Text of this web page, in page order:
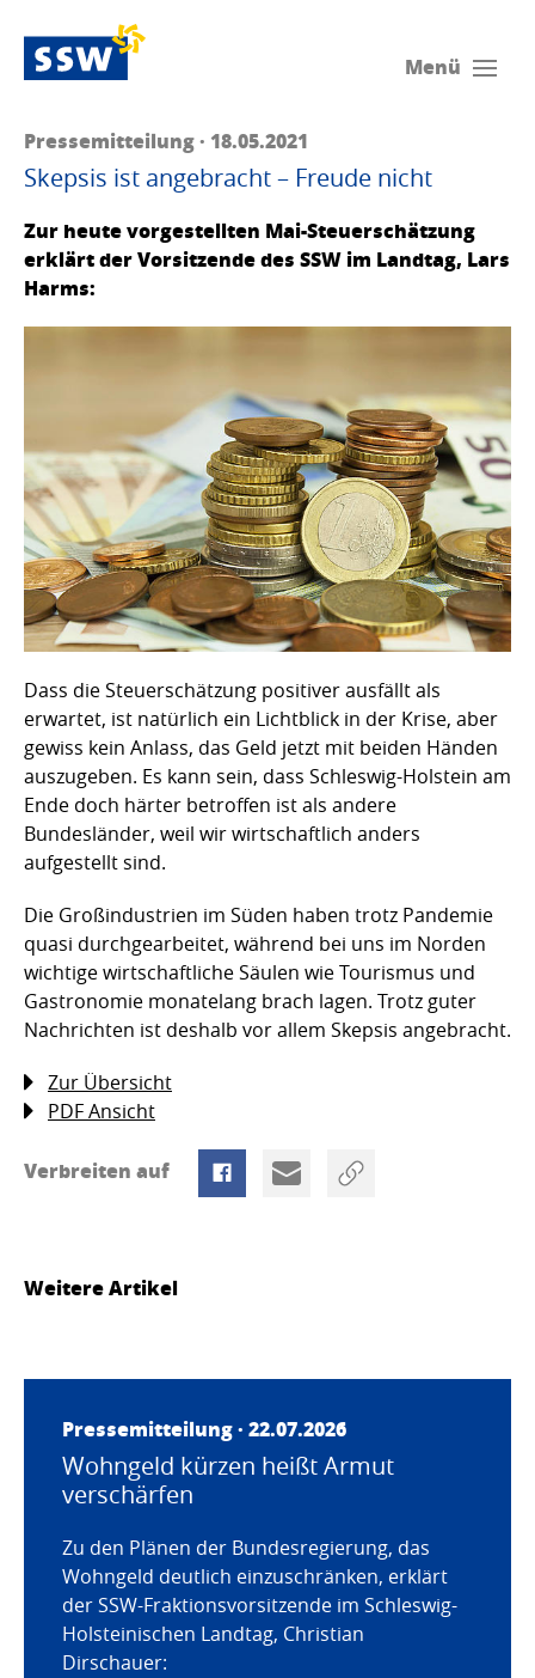
Menü
Pressemitteilung · 18.05.2021
Skepsis ist angebracht – Freude nicht
Zur heute vorgestellten Mai-Steuerschätzung
erklärt der Vorsitzende des SSW im Landtag, Lars
Harms:
Dass die Steuerschätzung positiver ausfällt als
erwartet, ist natürlich ein Lichtblick in der Krise, aber
gewiss kein Anlass, das Geld jetzt mit beiden Händen
auszugeben. Es kann sein, dass Schleswig-Holstein am
Ende doch härter betroffen ist als andere
Bundesländer, weil wir wirtschaftlich anders
aufgestellt sind.
Die Großindustrien im Süden haben trotz Pandemie
quasi durchgearbeitet, während bei uns im Norden
wichtige wirtschaftliche Säulen wie Tourismus und
Gastronomie monatelang brach lagen. Trotz guter
Nachrichten ist deshalb vor allem Skepsis angebracht.
Zur Übersicht
PDF Ansicht
Verbreiten auf
Weitere Artikel
Pressemitteilung · 22.07.2026
Wohngeld kürzen heißt Armut
verschärfen
Zu den Plänen der Bundesregierung, das
Wohngeld deutlich einzuschränken, erklärt
der SSW-Fraktionsvorsitzende im Schleswig-
Holsteinischen Landtag, Christian
Dirschauer: